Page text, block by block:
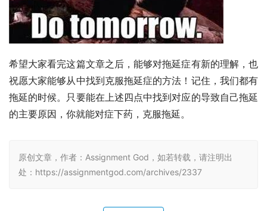
希望大家看完这篇文章之后，能够对拖延症有新的理解，也
祝愿大家能够从中找到克服拖延症的方法！记住，我们都有
拖延的时候。只要能在上述四点中找到对应的导致自己拖延
的主要原因，你就能对症下药，克服拖延。
原创文章，作者：Assignment God，如若转载，请注明出
处：https://assignmentgod.com/archives/2337